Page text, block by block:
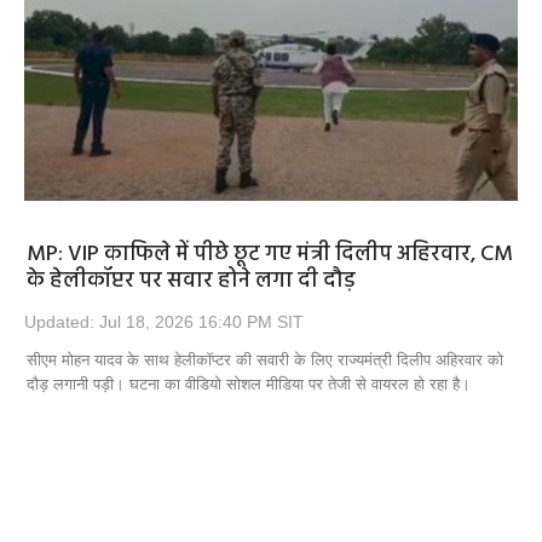
Opinion
Health & Lifestyle
Photo Gallery
MP: VIP काफिले में पीछे छूट गए मंत्री दिलीप अहिरवार, CM
के हेलीकॉप्टर पर सवार होने लगा दी दौड़
Updated: Jul 18, 2026 16:40 PM SIT
सीएम मोहन यादव के साथ हेलीकॉप्टर की सवारी के लिए राज्यमंत्री दिलीप अहिरवार को
दौड़ लगानी पड़ी। घटना का वीडियो सोशल मीडिया पर तेजी से वायरल हो रहा है।